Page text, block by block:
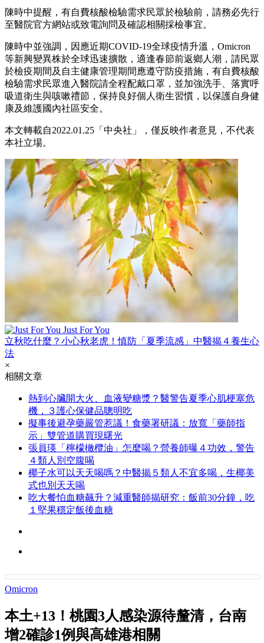
陳時中提醒，有自費核酸檢驗需求民眾於檢驗前，請務必先行
至醫院官方網站或致電詢問及確認相關採檢事宜。
陳時中並強調，因應近期COVID-19全球疫情升溫，Omicron
等新興變異株於全球迅速擴散，適逢春節前返鄉人潮，請民眾
於檢疫期間及自主健康管理期間應遵守防疫措施，有自費核酸
檢驗需求民眾進入醫院請全程配戴口罩，並加強洗手、落實呼
吸道衛生與咳嗽禮節，保持良好個人衛生習慣，以保護自身健
康及維護國內社區安全。
本文轉載自2022.01.25「中央社」，僅反映作者意見，不代表
本社立場。
Just For You
立秋吃什麼？小心秋老虎！慎防「夏季流感」中醫揭４養生心
法
×
相關文章
熱到心臟開大火、血液變糖漿？醫警告夏季心肌梗塞危
機，３護心保健品聰明吃
擬事後避孕藥嚴管惹議！食藥署研議：放寬「藥師指
示」雙管道購買現曙光
張員瑛「檸檬橄欖油」怎麼喝？營養師曝４功效，警告
４類人別空腹喝
椰子水可以天天喝嗎？中醫揭５類人不宜多喝，生椰美
式也別天天喝
吃大餐怕血糖飆升？減重醫師揭研究：飯前30分鐘，吃
１堅果穩定飯後血糖
Omicron
本土+13！桃園3人感染源待釐清，台南
增2確診1例與高雄港相關